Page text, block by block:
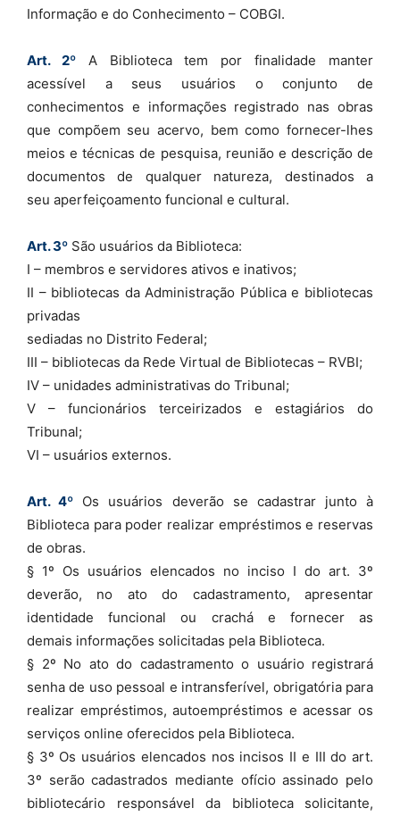
Informação e do Conhecimento – COBGI.
Art. 2ºA Biblioteca tem por finalidade manter
acessível a seus usuários o conjunto de
conhecimentos e informações registrado nas obras
que compõem seu acervo, bem como fornecer-lhes
meios e técnicas de pesquisa, reunião e descrição de
documentos de qualquer natureza, destinados a
seu aperfeiçoamento funcional e cultural.
Art. 3º São usuários da Biblioteca:
I – membros e servidores ativos e inativos;
II – bibliotecas da Administração Pública e bibliotecas
privadas
sediadas no Distrito Federal;
III – bibliotecas da Rede Virtual de Bibliotecas – RVBI;
IV – unidades administrativas do Tribunal;
V – funcionários terceirizados e estagiários do
Tribunal;
VI – usuários externos.
Art. 4º Os usuários deverão se cadastrar junto à
Biblioteca para poder realizar empréstimos e reservas
de obras.
§ 1º Os usuários elencados no inciso I do art. 3º
deverão, no ato do cadastramento, apresentar
identidade funcional ou crachá e fornecer as
demais informações solicitadas pela Biblioteca.
§ 2º No ato do cadastramento o usuário registrará
senha de uso pessoal e intransferível, obrigatória para
realizar empréstimos, autoempréstimos e acessar os
serviços online oferecidos pela Biblioteca.
§ 3º Os usuários elencados nos incisos II e III do art.
3º serão cadastrados mediante ofício assinado pelo
bibliotecário responsável da biblioteca solicitante,